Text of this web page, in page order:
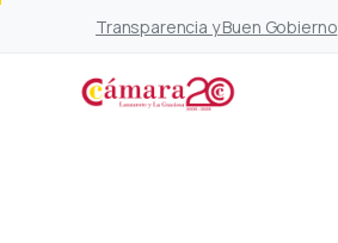
Transparencia y Buen Gobierno